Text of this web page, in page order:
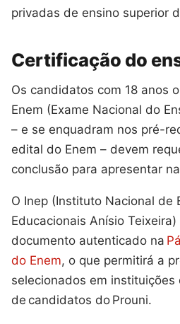
privadas de ensino superior
Certificação do
Os candidatos com 18 anos
Enem (Exame Nacional do
– e se enquadram nos pré-
edital do Enem – devem
conclusão para apresentar
O Inep (Instituto Nacional de
Educacionais Anísio
documento autenticado na
do Enem, o que permitirá a
selecionados em
de candidatos do Prouni.